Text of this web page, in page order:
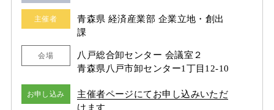
主催者
青森県 経済産業部 企業立地・創出
課
会場
八戸総合卸センター 会議室２
青森県八戸市卸センター1丁目12-10
お申し込み
主催者ページにてお申し込みいただ
けます